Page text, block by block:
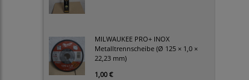
MILWAUKEE PRO+ INOX
Metalltrennscheibe (Ø 125 × 1,0 ×
22,23 mm)
1,00 €